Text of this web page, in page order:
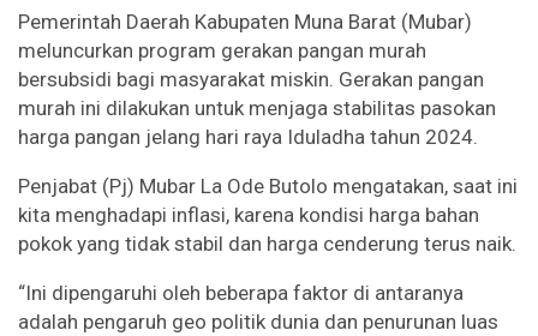
Pemerintah Daerah Kabupaten Muna Barat (Mubar)
meluncurkan program gerakan pangan murah
bersubsidi bagi masyarakat miskin. Gerakan pangan
murah ini dilakukan untuk menjaga stabilitas pasokan
harga pangan jelang hari raya Iduladha tahun 2024.
Penjabat (Pj) Mubar La Ode Butolo mengatakan, saat ini
kita menghadapi inflasi, karena kondisi harga bahan
pokok yang tidak stabil dan harga cenderung terus naik.
“Ini dipengaruhi oleh beberapa faktor di antaranya
adalah pengaruh geo politik dunia dan penurunan luas